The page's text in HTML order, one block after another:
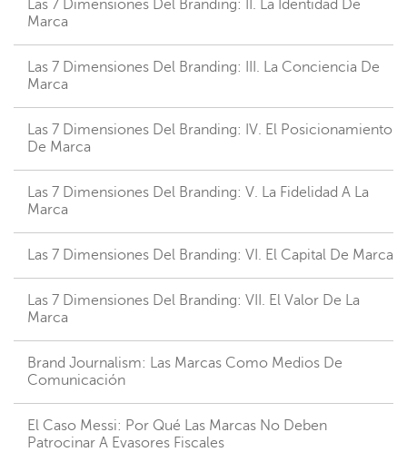
Las 7 Dimensiones Del Branding: II. La Identidad De
Marca
Las 7 Dimensiones Del Branding: III. La Conciencia De
Marca
Las 7 Dimensiones Del Branding: IV. El Posicionamiento
De Marca
Las 7 Dimensiones Del Branding: V. La Fidelidad A La
Marca
Las 7 Dimensiones Del Branding: VI. El Capital De Marca
Las 7 Dimensiones Del Branding: VII. El Valor De La
Marca
Brand Journalism: Las Marcas Como Medios De
Comunicación
El Caso Messi: Por Qué Las Marcas No Deben
Patrocinar A Evasores Fiscales